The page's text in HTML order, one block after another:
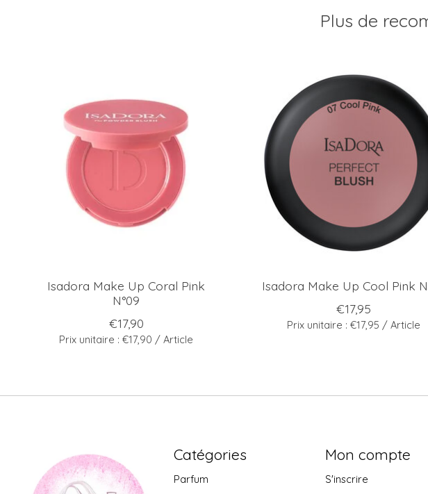
Plus de
Isadora Make Up Coral Pink
N°09
€17,90
Prix unitaire : €17,90 / Article
Isadora Make Up Cool Pink
€17,95
Prix unitaire : €17,95 / Article
Catégories
Parfum
Mon compte
S'inscrire